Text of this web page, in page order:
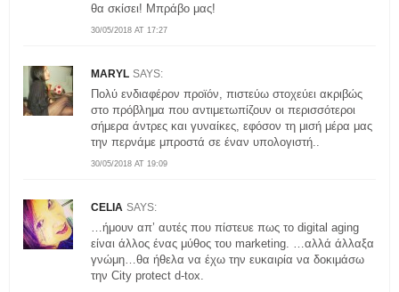
30/05/2018 AT 17:27
θα σκίσει! Μπράβο μας!
MARYL SAYS:
30/05/2018 AT 19:09
Πολύ ενδιαφέρον προϊόν, πιστεύω στοχεύει ακριβώς
στο πρόβλημα που αντιμετωπίζουν οι περισσότεροι
σήμερα άντρες και γυναίκες, εφόσον τη μισή μέρα μας
την περνάμε μπροστά σε έναν υπολογιστή..
CELIA SAYS:
…ήμουν απ’ αυτές που πίστευε πως το digital aging
είναι άλλος ένας μύθος του marketing. …αλλά άλλαξα
γνώμη…θα ήθελα να έχω την ευκαιρία να δοκιμάσω
την City protect d-tox.